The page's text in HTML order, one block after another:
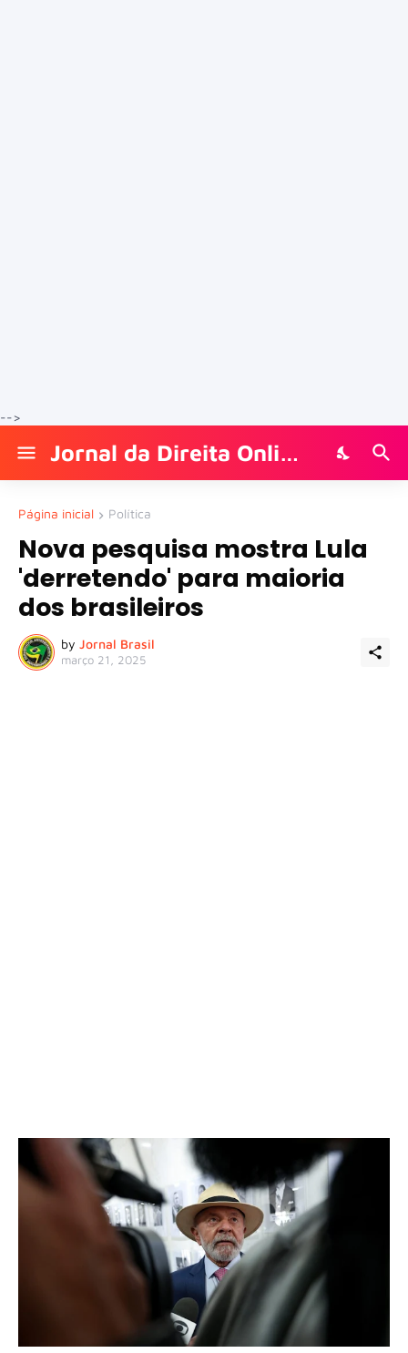
-->
Jornal da Direita Online
Página inicial Política
Nova pesquisa mostra Lula
'derretendo' para maioria
dos brasileiros
by Jornal Brasil
março 21, 2025